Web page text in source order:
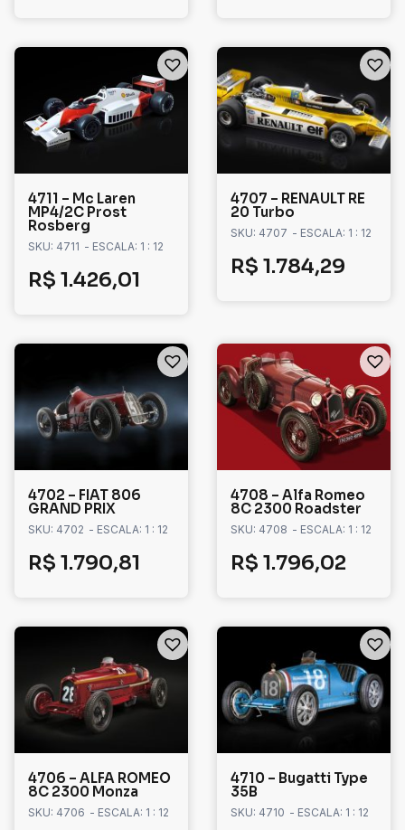
4711 – Mc Laren
MP4/2C Prost
Rosberg
SKU: 4711 - ESCALA: 1 : 12
R$ 1.426,01
4707 – RENAULT RE
20 Turbo
SKU: 4707 - ESCALA: 1 : 12
R$ 1.784,29
4702 – FIAT 806
GRAND PRIX
SKU: 4702 - ESCALA: 1 : 12
R$ 1.790,81
4708 – Alfa Romeo
8C 2300 Roadster
SKU: 4708 - ESCALA: 1 : 12
R$ 1.796,02
4706 – ALFA ROMEO
8C 2300 Monza
SKU: 4706 - ESCALA: 1 : 12
4710 – Bugatti Type
35B
SKU: 4710 - ESCALA: 1 : 12